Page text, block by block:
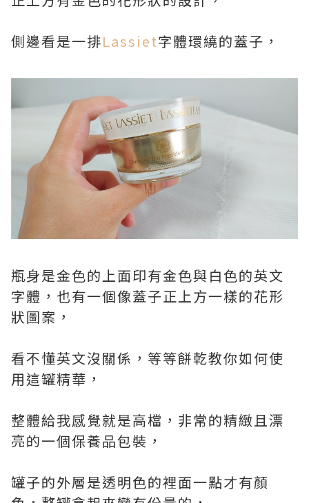
側邊看是一排Lassiet字體環繞的蓋子，
瓶身是金色的上面印有金色與白色的英文
字體，也有一個像蓋子正上方一樣的花形
狀圖案，
看不懂英文沒關係，等等餅乾教你如何使
用這罐精華，
整體給我感覺就是高檔，非常的精緻且漂
亮的一個保養品包裝，
罐子的外層是透明色的裡面一點才有顏